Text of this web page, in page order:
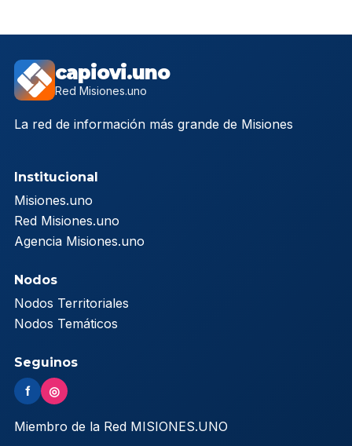
capiovi.uno
Red Misiones.uno
La red de información más grande de Misiones
Institucional
Misiones.uno
Red Misiones.uno
Agencia Misiones.uno
Nodos
Nodos Territoriales
Nodos Temáticos
Seguinos
f ◎
Miembro de la Red MISIONES.UNO